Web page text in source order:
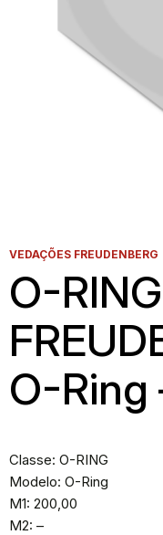
VEDAÇÕES FREUDENBERG
O-
O-
Classe: O-RING
Modelo: O-Ring
M1: 200,00
M2: –